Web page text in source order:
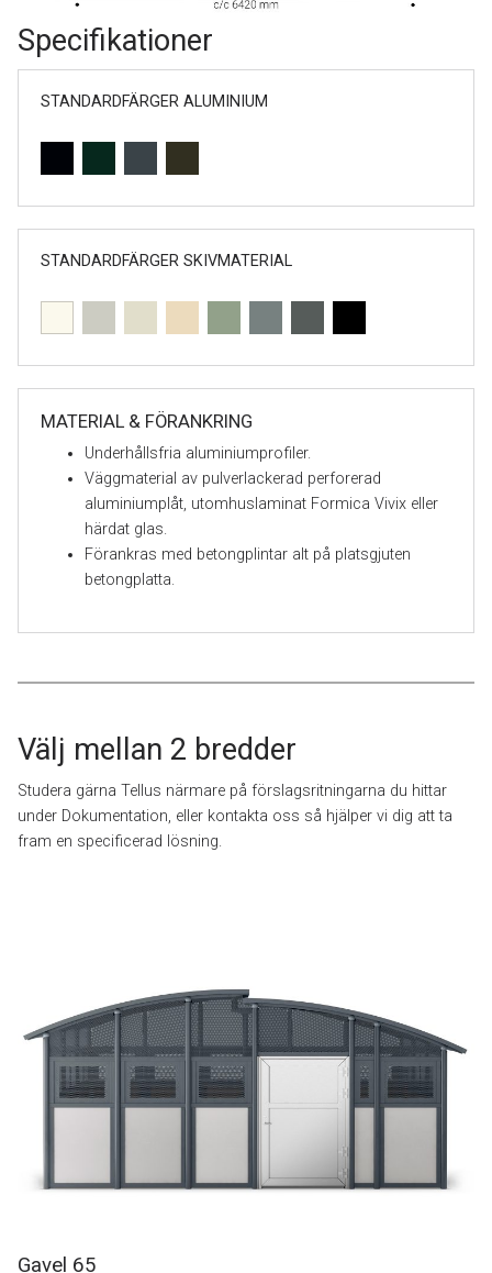
Specifikationer
STANDARDFÄRGER ALUMINIUM
STANDARDFÄRGER SKIVMATERIAL
MATERIAL & FÖRANKRING
Underhållsfria aluminiumprofiler.
Väggmaterial av pulverlackerad perforerad
aluminiumplåt, utomhuslaminat Formica Vivix eller
härdat glas.
Förankras med betongplintar alt på platsgjuten
betongplatta.
Välj mellan 2 bredder
Studera gärna Tellus närmare på förslagsritningarna du hittar
under Dokumentation, eller kontakta oss så hjälper vi dig att ta
fram en specificerad lösning.
Gavel 65